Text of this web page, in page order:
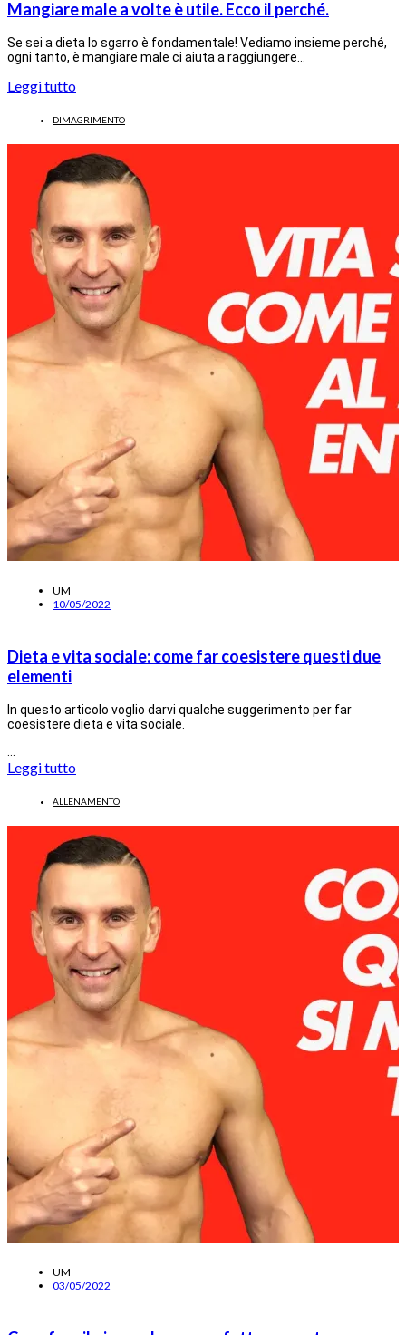
Mangiare male a volte è utile. Ecco il perché.
Se sei a dieta lo sgarro è fondamentale! Vediamo insieme perché,
ogni tanto, è mangiare male ci aiuta a raggiungere…
Leggi tutto
DIMAGRIMENTO
UM
10/05/2022
Dieta e vita sociale: come far coesistere questi due
elementi
In questo articolo voglio darvi qualche suggerimento per far
coesistere dieta e vita sociale.
Leggi tutto
ALLENAMENTO
UM
03/05/2022